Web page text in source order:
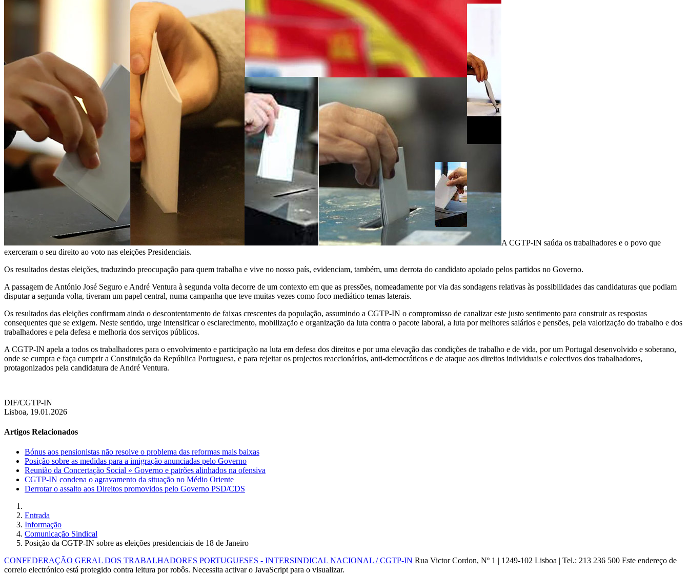
A CGTP-IN saúda os trabalhadores e o povo que
exerceram o seu direito ao voto nas eleições Presidenciais.
Os resultados destas eleições, traduzindo preocupação para quem trabalha e vive no nosso país, evidenciam, também, uma derrota do candidato apoiado pelos partidos no Governo.
A passagem de António José Seguro e André Ventura à segunda volta decorre de um contexto em que as pressões, nomeadamente por via das sondagens relativas às possibilidades das candidaturas que podiam
disputar a segunda volta, tiveram um papel central, numa campanha que teve muitas vezes como foco mediático temas laterais.
Os resultados das eleições confirmam ainda o descontentamento de faixas crescentes da população, assumindo a CGTP-IN o compromisso de canalizar este justo sentimento para construir as respostas
consequentes que se exigem. Neste sentido, urge intensificar o esclarecimento, mobilização e organização da luta contra o pacote laboral, a luta por melhores salários e pensões, pela valorização do trabalho e dos
trabalhadores e pela defesa e melhoria dos serviços públicos.
A CGTP-IN apela a todos os trabalhadores para o envolvimento e participação na luta em defesa dos direitos e por uma elevação das condições de trabalho e de vida, por um Portugal desenvolvido e soberano,
onde se cumpra e faça cumprir a Constituição da República Portuguesa, e para rejeitar os projectos reaccionários, anti-democráticos e de ataque aos direitos individuais e colectivos dos trabalhadores,
protagonizados pela candidatura de André Ventura.
DIF/CGTP-IN
Lisboa, 19.01.2026
Artigos Relacionados
Bónus aos pensionistas não resolve o problema das reformas mais baixas
Posição sobre as medidas para a imigração anunciadas pelo Governo
Reunião da Concertação Social » Governo e patrões alinhados na ofensiva
CGTP-IN condena o agravamento da situação no Médio Oriente
Derrotar o assalto aos Direitos promovidos pelo Governo PSD/CDS
Entrada
Informação
Comunicação Sindical
Posição da CGTP-IN sobre as eleições presidenciais de 18 de Janeiro
CONFEDERAÇÃO GERAL DOS TRABALHADORES PORTUGUESES - INTERSINDICAL NACIONAL / CGTP-IN Rua Victor Cordon, Nº 1 | 1249-102 Lisboa | Tel.: 213 236 500 Este endereço de
correio electrónico está protegido contra leitura por robôs. Necessita activar o JavaScript para o visualizar.